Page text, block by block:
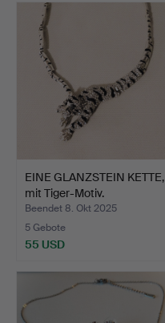
EINE GLANZSTEIN KETTE,
mit Tiger-Motiv.
Beendet 8. Okt 2025
5 Gebote
55 USD